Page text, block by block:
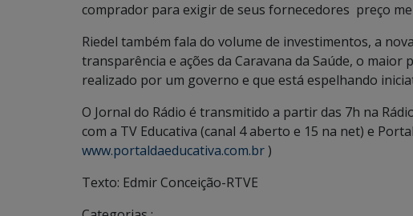
comprador para exigir de seus fornecedores preço
Riedel também fala do volume de investimentos, a
transparência e ações da Caravana da Saúde, o maior
realizado por um governo e que está espelhando
O Jornal do Rádio é transmitido a partir das 7h na
com a TV Educativa (canal 4 aberto e 15 na net) e
www.portaldaeducativa.com.br)
Texto: Edmir Conceição-RTVE